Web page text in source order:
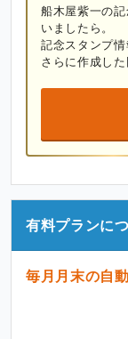
船木屋紫一の
いましたら。
記念スタンプ情
さらに作成し
有料プランに
毎月月末の自